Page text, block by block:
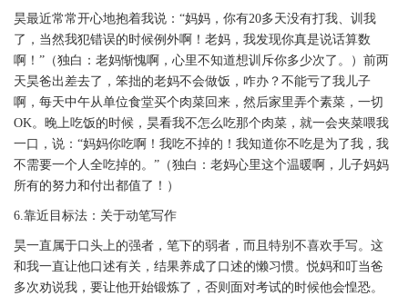
昊最近常常开心地抱着我说：“妈妈，你有20多天没有打我、训我
了，当然我犯错误的时候例外啊！老妈，我发现你真是说话算数
啊！”（独白：老妈惭愧啊，心里不知道想训斥你多少次了。）前两
天昊爸出差去了，笨拙的老妈不会做饭，咋办？不能亏了我儿子
啊，每天中午从单位食堂买个肉菜回来，然后家里弄个素菜，一切
OK。晚上吃饭的时候，昊看我不怎么吃那个肉菜，就一会夹菜喂我
一口，说：“妈妈你吃啊！我吃不掉的！我知道你不吃是为了我，我
不需要一个人全吃掉的。”（独白：老妈心里这个温暖啊，儿子妈妈
所有的努力和付出都值了！）
6.靠近目标法：关于动笔写作
昊一直属于口头上的强者，笔下的弱者，而且特别不喜欢手写。这
和我一直让他口述有关，结果养成了口述的懒习惯。悦妈和叮当爸
多次劝说我，要让他开始锻炼了，否则面对考试的时候他会惶恐。